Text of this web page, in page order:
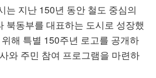
는 지난 150년 동안 철도 중심의
북동부를 대표하는 도시로 성장했
해 특별 150주년 로고를 공개하
와 주민 참여 프로그램을 마련하